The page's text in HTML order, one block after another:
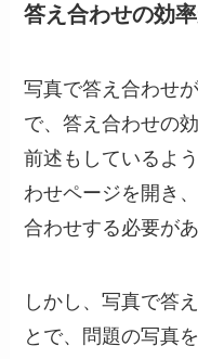
答え合わせの効
写真で答え合わせ
で、答え合わせの
前述もしているよ
わせページを開き
合わせする必要が
しかし、写真で答
とで、問題の写真